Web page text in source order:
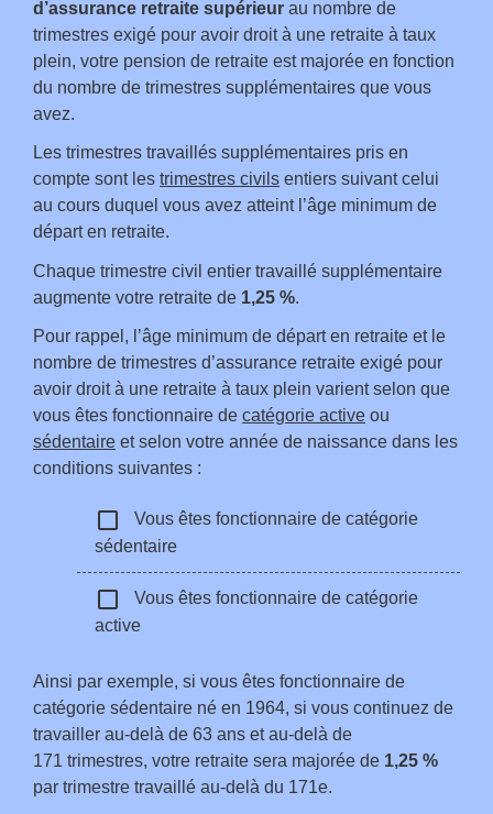
d’assurance retraite supérieur au nombre de
trimestres exigé pour avoir droit à une retraite à taux
plein, votre pension de retraite est majorée en fonction
du nombre de trimestres supplémentaires que vous
avez.
Les trimestres travaillés supplémentaires pris en
compte sont les trimestres civils entiers suivant celui
au cours duquel vous avez atteint l’âge minimum de
départ en retraite.
Chaque trimestre civil entier travaillé supplémentaire
augmente votre retraite de 1,25 %.
Pour rappel, l’âge minimum de départ en retraite et le
nombre de trimestres d’assurance retraite exigé pour
avoir droit à une retraite à taux plein varient selon que
vous êtes fonctionnaire de catégorie active ou
sédentaire et selon votre année de naissance dans les
conditions suivantes :
check_box_outline_blank
Vous êtes fonctionnaire de catégorie
sédentaire
check_box_outline_blank
Vous êtes fonctionnaire de catégorie
active
Ainsi par exemple, si vous êtes fonctionnaire de
catégorie sédentaire né en 1964, si vous continuez de
travailler au-delà de 63 ans et au-delà de
171 trimestres, votre retraite sera majorée de 1,25 %
par trimestre travaillé au-delà du 171e.